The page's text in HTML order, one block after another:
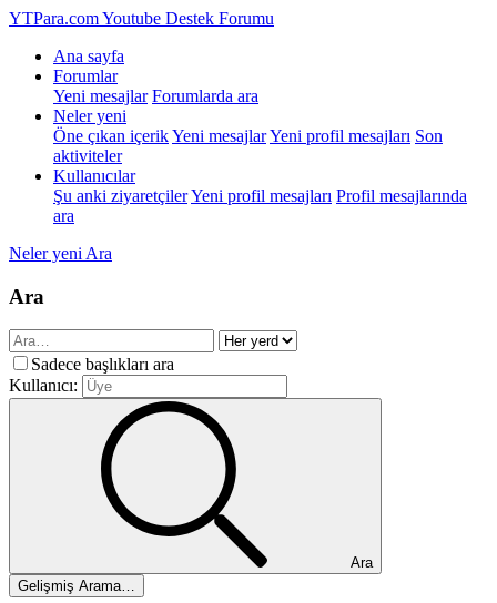
YTPara.comYoutube Destek Forumu
Ana sayfa
Forumlar
Yeni mesajlar Forumlarda ara
Neler yeni
Öne çıkan içerikYeni mesajlarYeni profil mesajları Son
aktiviteler
Kullanıcılar
Şu anki ziyaretçilerYeni profil mesajları Profil mesajlarında
ara
Neler yeni Ara
Ara
Sadece başlıkları ara
Kullanıcı:
Ara
Gelişmiş Arama…